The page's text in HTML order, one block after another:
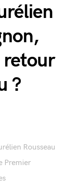
?
Rousseau
Premier